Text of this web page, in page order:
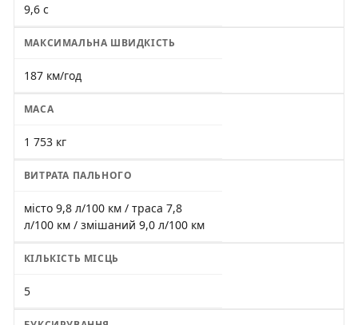
9,6 с
МАКСИМАЛЬНА ШВИДКІСТЬ
187 км/год
МАСА
1 753 кг
ВИТРАТА ПАЛЬНОГО
місто 9,8 л/100 км / траса 7,8
л/100 км / змішаний 9,0 л/100 км
КІЛЬКІСТЬ МІСЦЬ
5